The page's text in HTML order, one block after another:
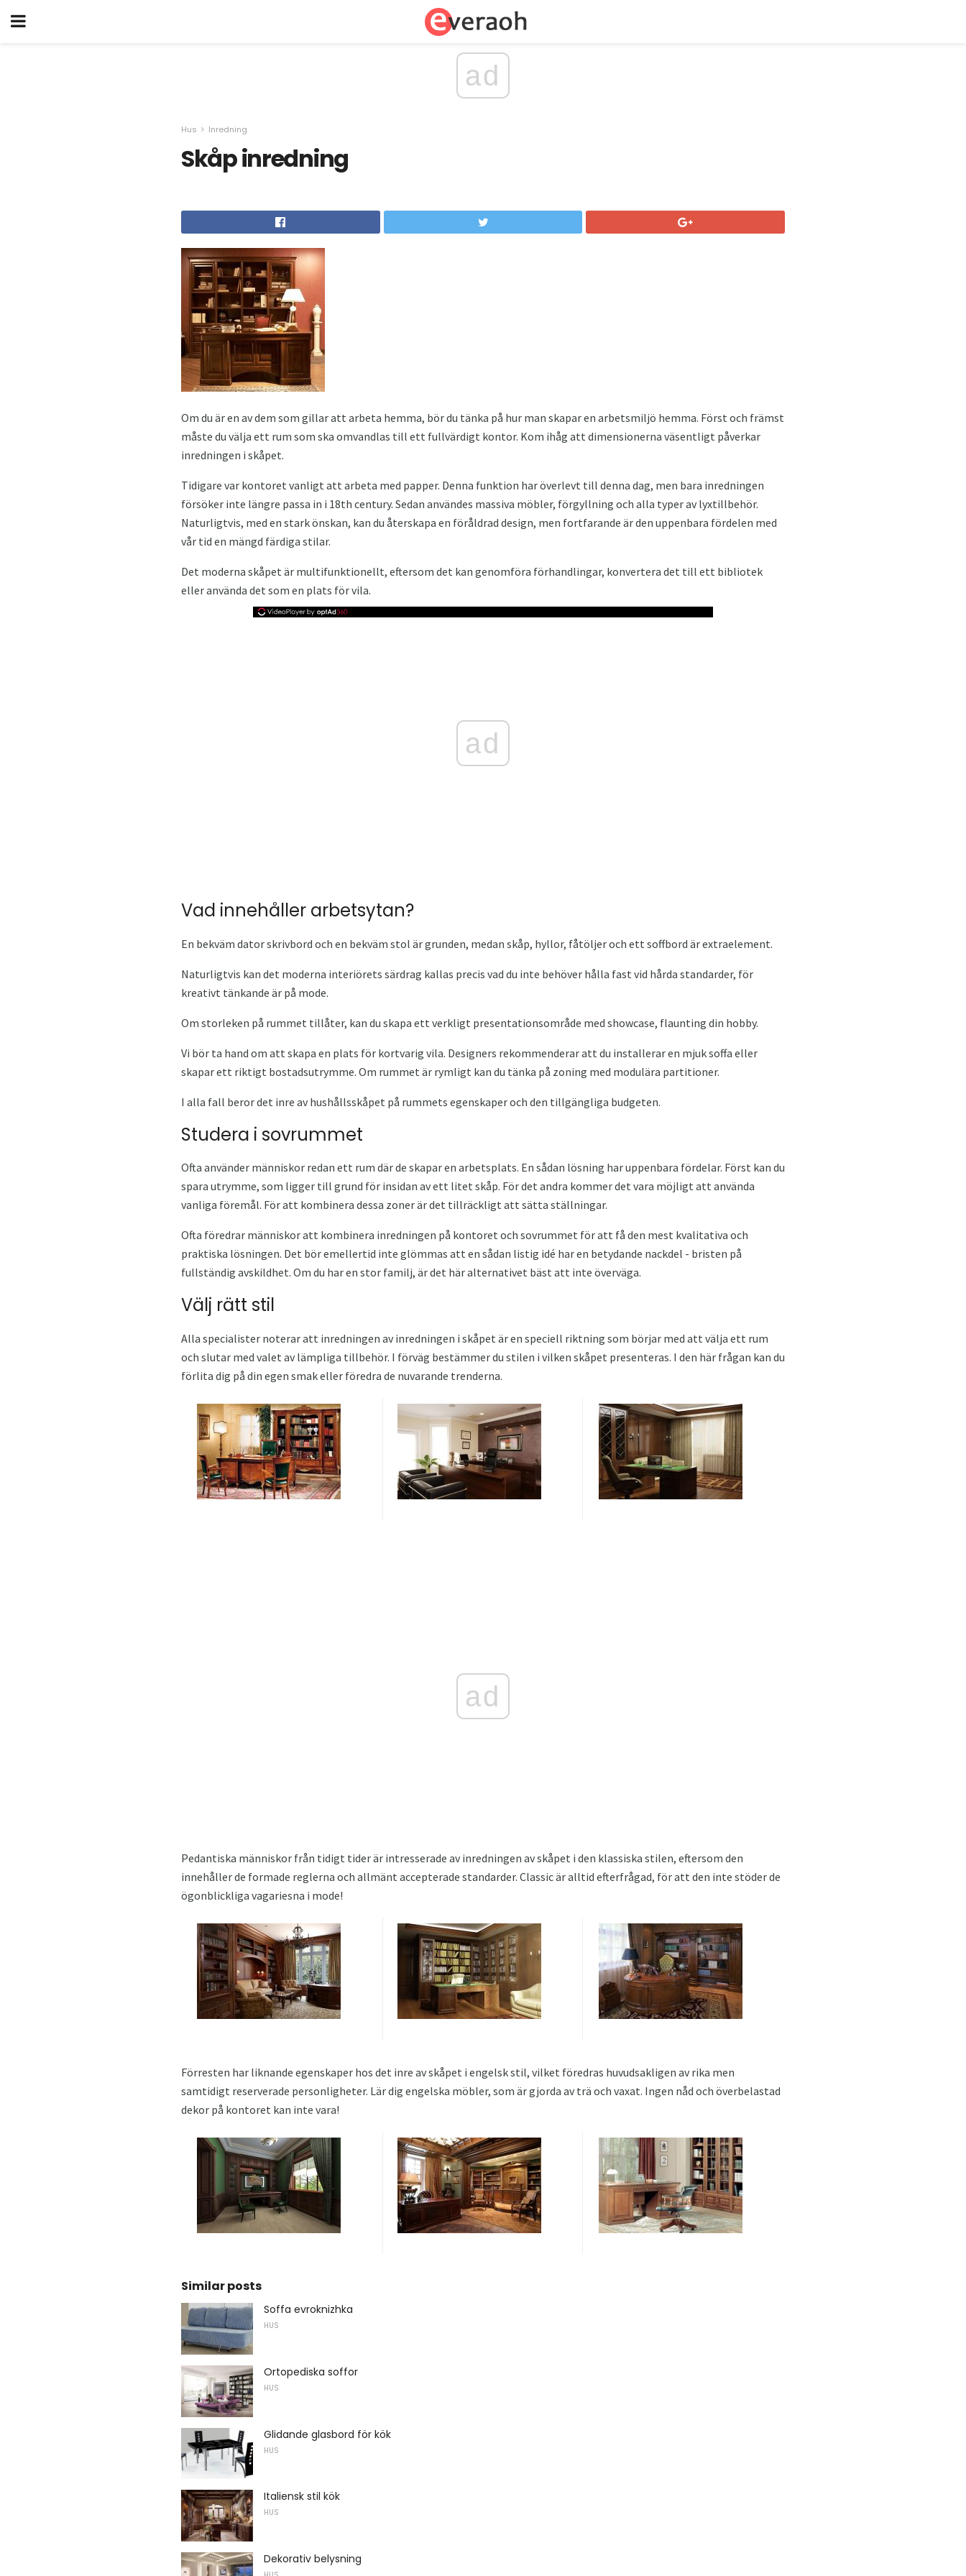
ad
Hus Inredning
Skåp inredning
Om du är en av dem som gillar att arbeta hemma, bör du tänka på hur man skapar en arbetsmiljö hemma. Först och främst
måste du välja ett rum som ska omvandlas till ett fullvärdigt kontor. Kom ihåg att dimensionerna väsentligt påverkar
inredningen i skåpet.
Tidigare var kontoret vanligt att arbeta med papper. Denna funktion har överlevt till denna dag, men bara inredningen
försöker inte längre passa in i 18th century. Sedan användes massiva möbler, förgyllning och alla typer av lyxtillbehör.
Naturligtvis, med en stark önskan, kan du återskapa en föråldrad design, men fortfarande är den uppenbara fördelen med
vår tid en mängd färdiga stilar.
Det moderna skåpet är multifunktionellt, eftersom det kan genomföra förhandlingar, konvertera det till ett bibliotek
eller använda det som en plats för vila.
ad
Vad innehåller arbetsytan?
En bekväm dator skrivbord och en bekväm stol är grunden, medan skåp, hyllor, fåtöljer och ett soffbord är extraelement.
Naturligtvis kan det moderna interiörets särdrag kallas precis vad du inte behöver hålla fast vid hårda standarder, för
kreativt tänkande är på mode.
Om storleken på rummet tillåter, kan du skapa ett verkligt presentationsområde med showcase, flaunting din hobby.
Vi bör ta hand om att skapa en plats för kortvarig vila. Designers rekommenderar att du installerar en mjuk soffa eller
skapar ett riktigt bostadsutrymme. Om rummet är rymligt kan du tänka på zoning med modulära partitioner.
I alla fall beror det inre av hushållsskåpet på rummets egenskaper och den tillgängliga budgeten.
Studera i sovrummet
Ofta använder människor redan ett rum där de skapar en arbetsplats. En sådan lösning har uppenbara fördelar. Först kan du
spara utrymme, som ligger till grund för insidan av ett litet skåp. För det andra kommer det vara möjligt att använda
vanliga föremål. För att kombinera dessa zoner är det tillräckligt att sätta ställningar.
Ofta föredrar människor att kombinera inredningen på kontoret och sovrummet för att få den mest kvalitativa och
praktiska lösningen. Det bör emellertid inte glömmas att en sådan listig idé har en betydande nackdel - bristen på
fullständig avskildhet. Om du har en stor familj, är det här alternativet bäst att inte överväga.
Välj rätt stil
Alla specialister noterar att inredningen av inredningen i skåpet är en speciell riktning som börjar med att välja ett rum
och slutar med valet av lämpliga tillbehör. I förväg bestämmer du stilen i vilken skåpet presenteras. I den här frågan kan du
förlita dig på din egen smak eller föredra de nuvarande trenderna.
ad
Pedantiska människor från tidigt tider är intresserade av inredningen av skåpet i den klassiska stilen, eftersom den
innehåller de formade reglerna och allmänt accepterade standarder. Classic är alltid efterfrågad, för att den inte stöder de
ögonblickliga vagariesna i mode!
Förresten har liknande egenskaper hos det inre av skåpet i engelsk stil, vilket föredras huvudsakligen av rika men
samtidigt reserverade personligheter. Lär dig engelska möbler, som är gjorda av trä och vaxat. Ingen nåd och överbelastad
dekor på kontoret kan inte vara!
Similar posts
Soffa evroknizhka
HUS
Ortopediska soffor
HUS
Glidande glasbord för kök
HUS
Italiensk stil kök
HUS
Dekorativ belysning